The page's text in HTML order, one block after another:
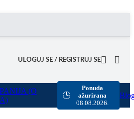
sa našeg sajta u vrednosti preko 8000 rsd.
ULOGUJ SE / REGISTRUJ SE
(O
🕒
Ponuda
ažurirana
08.08.2026.